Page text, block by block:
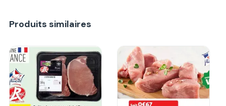
Produits similaires